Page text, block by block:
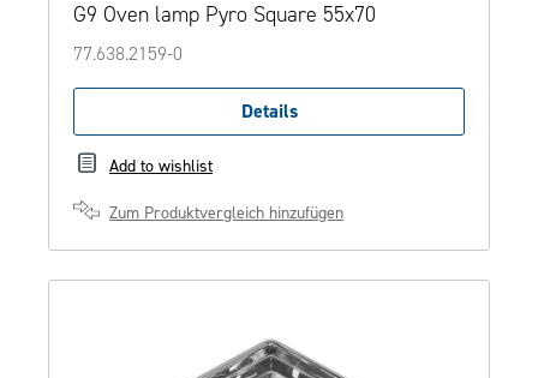
G9 Oven lamp Pyro Square 55x70
77.638.2159-0
Details
Add to wishlist
Zum Produktvergleich hinzufügen